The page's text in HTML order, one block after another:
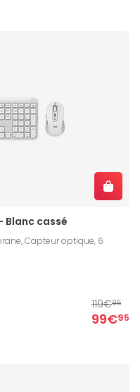
Blanc cassé
Capteur optique, 6
119€95
99€95